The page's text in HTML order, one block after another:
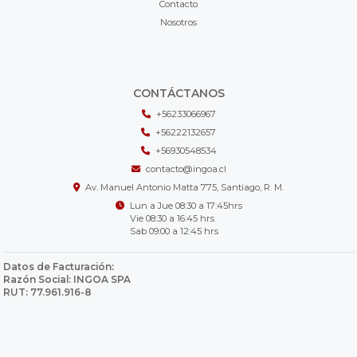
Contacto
Nosotros
CONTÁCTANOS
+56233066967
+56222132657
+56930548534
contacto@ingoa.cl
Av. Manuel Antonio Matta 775, Santiago, R. M.
Lun a Jue 08:30 a 17:45hrs
Vie 08:30 a 16:45 hrs
Sab 09:00 a 12:45 hrs
Datos de Facturación:
Razón Social: INGOA SPA
RUT: 77.961.916-8